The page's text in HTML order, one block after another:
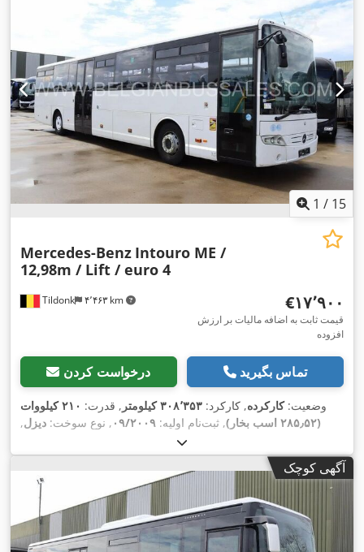
1 / 15
Tildonk ۴٬۴۶۳ km
Mercedes-Benz Intouro ME /
12,98m / Lift / euro 4
‎€۱۷٬۹۰۰
قیمت ثابت به اضافه مالیات بر ارزش
افزوده
درخواست کردن تماس بگیرید
وضعیت:کارکرده, کارکرد: ۳۰۸٬۳۵۳ کیلومتر , قدرت:
۲۱۰ کیلووات
(۲۸۵٫۵۲ اسب بخار)
, ثبت‌نام اولیه: ۰۹/۲۰۰۹ , نوع سوخت: دیزل,
, نوع چرخ‌دنده:
رنگ:دیگر, ترمزها:رتاردر, طول کل:۱۳٬۰۰۰ میلی‌متر
, ارتفاع کل:
۳٬۵۰۰ میلی‌متر
, سال ساخت:
برای افراد دارای معلولیت, کروز کنترل
آگهی کوچک